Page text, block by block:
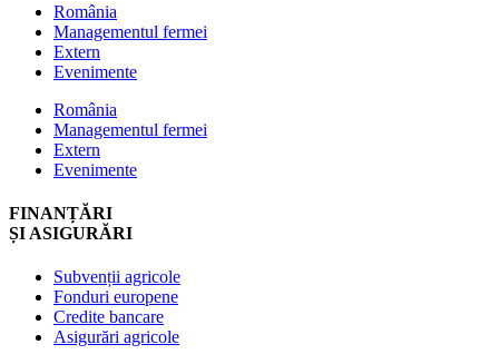
România
Managementul fermei
Extern
Evenimente
România
Managementul fermei
Extern
Evenimente
FINANȚĂRI
ȘI ASIGURĂRI
Subvenții agricole
Fonduri europene
Credite bancare
Asigurări agricole